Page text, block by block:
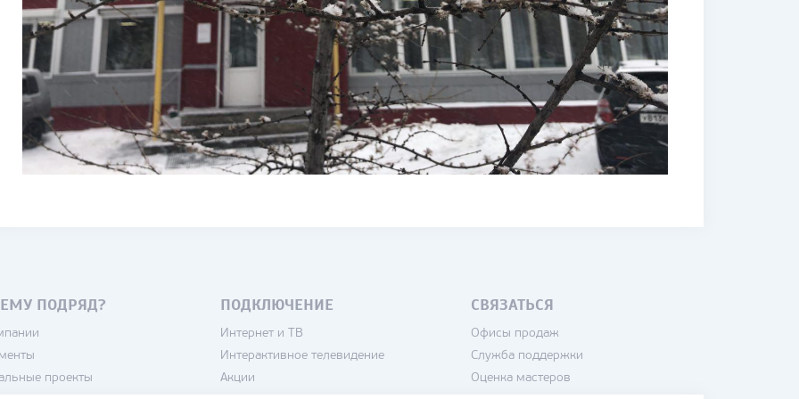
ПОДРЯД?
проекты
ПОДКЛЮЧЕНИЕ
Интернет и ТВ
Интерактивное телевидение
Акции
СВЯЗАТЬСЯ
Офисы продаж
Служба поддержки
Оценка мастеров